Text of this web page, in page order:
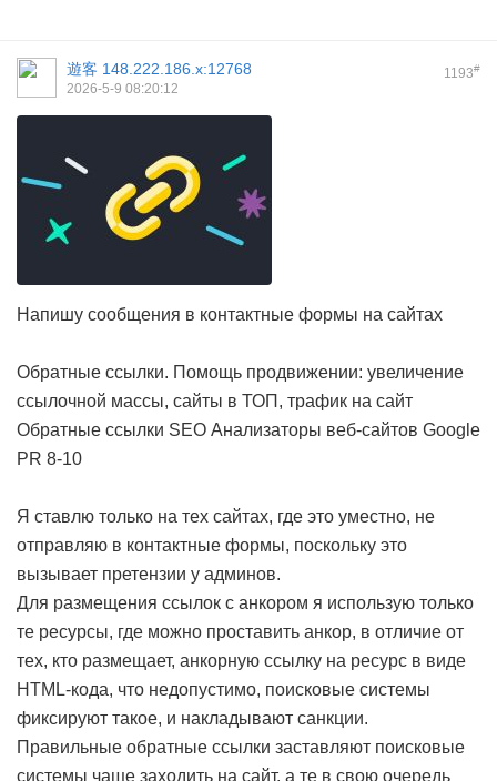
1193#
遊客 148.222.186.x:12768
2026-5-9 08:20:12
Напишу сообщения в контактные формы на сайтах
Обратные ссылки. Помощь продвижении: увеличение
ссылочной массы, сайты в ТОП, трафик на сайт
Обратные ссылки SEO Анализаторы веб-сайтов Google
PR 8-10
Я ставлю только на тех сайтах, где это уместно, не
отправляю в контактные формы, поскольку это
вызывает претензии у админов.
Для размещения ссылок с анкором я использую только
те ресурсы, где можно проставить анкор, в отличие от
тех, кто размещает, анкорную ссылку на ресурс в виде
HTML-кода, что недопустимо, поисковые системы
фиксируют такое, и накладывают санкции.
Правильные обратные ссылки заставляют поисковые
системы чаще заходить на сайт, а те в свою очередь